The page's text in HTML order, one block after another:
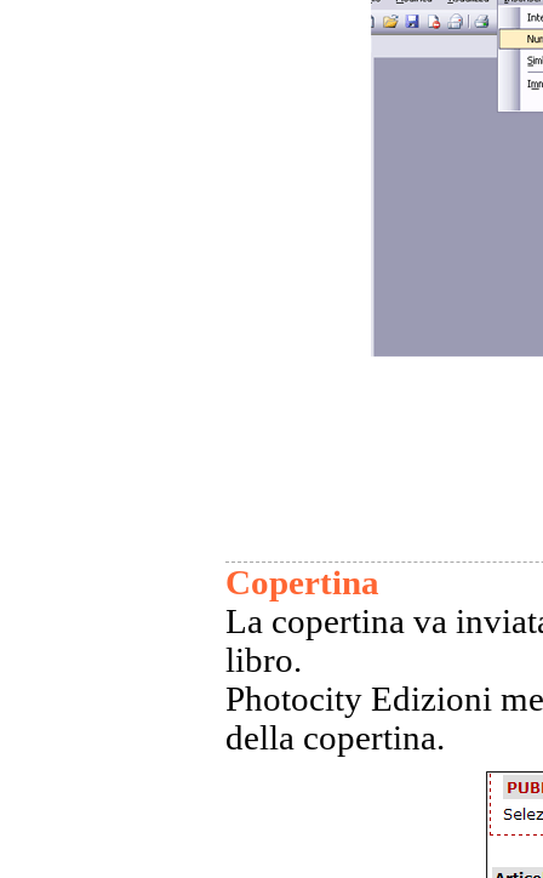
Copertina
La copertina va
libro.
Photocity Edizioni
della copertina.